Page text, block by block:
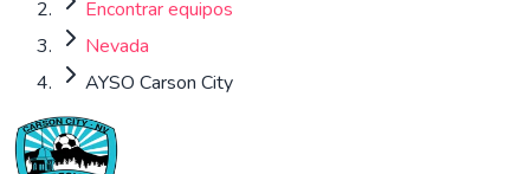
Encontrar equipos
Nevada
AYSO Carson City